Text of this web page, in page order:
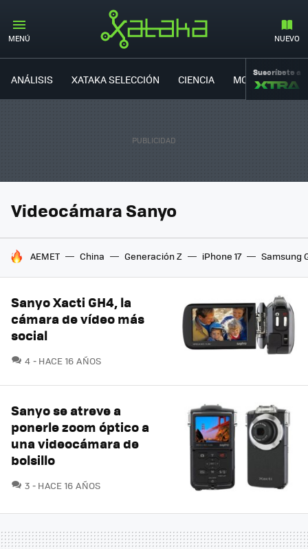
MENÚ NUEVO
ANÁLISIS XATAKA SELECCIÓN CIENCIA MOVILIDAD
Suscríbete a
Videocámara Sanyo
HOY SE HABLA DE
AEMET China Generación Z iPhone 17 Samsung
Sanyo Xacti GH4, la
cámara de vídeo más
social
4 COMENTARIOS
HACE 16 AÑOS
Sanyo se atreve a
ponerle zoom óptico a
una videocámara de
bolsillo
3 COMENTARIOS
HACE 16 AÑOS